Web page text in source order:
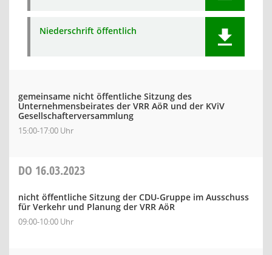
Niederschrift öffentlich
gemeinsame nicht öffentliche Sitzung des
Unternehmensbeirates der VRR AöR und der KViV
Gesellschafterversammlung
15:00-17:00 Uhr
DO 16.03.2023
nicht öffentliche Sitzung der CDU-Gruppe im Ausschuss
für Verkehr und Planung der VRR AöR
09:00-10:00 Uhr